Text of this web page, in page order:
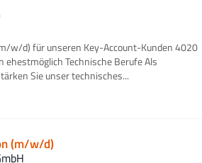
w/d) für unseren Key-Account-Kunden 4020
ehestmöglich Technische Berufe Als
Sie unser technisches...
(m/w/d)